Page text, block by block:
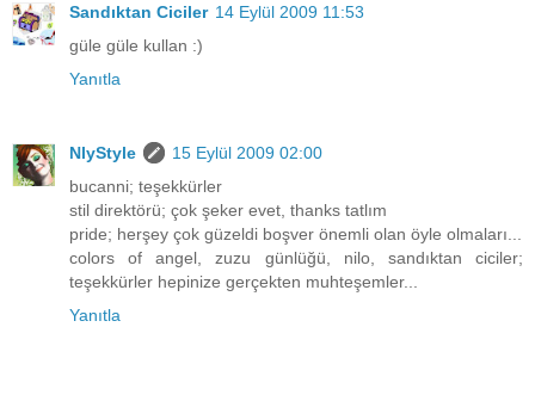
Sandıktan Ciciler 14 Eylül 2009 11:53
güle güle kullan :)
Yanıtla
NlyStyle
15 Eylül 2009 02:00
bucanni; teşekkürler
stil direktörü; çok şeker evet, thanks tatlım
pride; herşey çok güzeldi boşver önemli olan öyle olmaları...
colors of angel, zuzu günlüğü, nilo, sandıktan ciciler;
teşekkürler hepinize gerçekten muhteşemler...
Yanıtla